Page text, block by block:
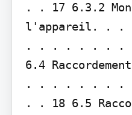
. . 17 6.3.2
l'appareil. .
. . . . . . . .
6.4
. . . . . . . .
. . 18 6.5